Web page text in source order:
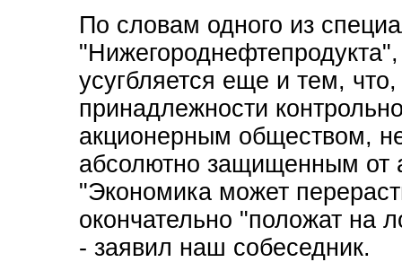
По словам одного из
усугбляется еще и тем,
принадлежности
акционерным обществом,
абсолютно защищенным от
"Экономика может
окончательно "положат на
- заявил наш собеседник.